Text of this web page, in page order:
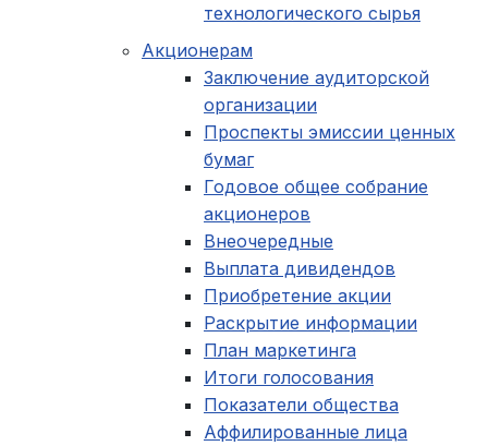
технологического сырья
Акционерам
Заключение аудиторской
организации
Проспекты эмиссии ценных
бумаг
Годовое общее собрание
акционеров
Внеочередные
Выплата дивидендов
Приобретение акции
Раскрытие информации
План маркетинга
Итоги голосования
Показатели общества
Аффилированные лица